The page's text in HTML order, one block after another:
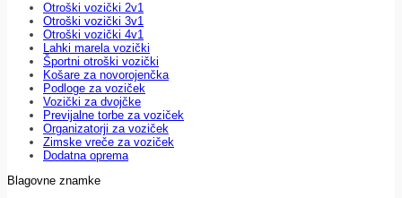
Otroški vozički 2v1
Otroški vozički 3v1
Otroški vozički 4v1
Lahki marela vozički
Športni otroški vozički
Košare za novorojenčka
Podloge za voziček
Vozički za dvojčke
Previjalne torbe za voziček
Organizatorji za voziček
Zimske vreče za voziček
Dodatna oprema
Blagovne znamke